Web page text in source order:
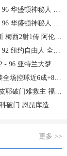
顿神秘人 全场集锦
顿神秘人 全场集锦
射1传 阿伦助攻戴帽
约自由人 全场集锦
兰大梦想 全场集锦
近6成+8射3正未果
救主 福纳尔斯1射2传
点+点射拉莫斯登场
更多 >>